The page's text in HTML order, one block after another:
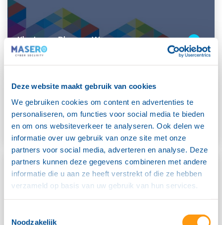
Deze website maakt gebruik van cookies
We gebruiken cookies om content en advertenties te
personaliseren, om functies voor social media te bieden
en om ons websiteverkeer te analyseren. Ook delen we
informatie over uw gebruik van onze site met onze
partners voor social media, adverteren en analyse. Deze
partners kunnen deze gegevens combineren met andere
informatie die u aan ze heeft verstrekt of die ze hebben
verzameld op basis van uw gebruik van hun services.
Noodzakelijk
Klantcase: Rhenam Wonen
“Masero is de cybersecuritypartner waar wij op kunnen